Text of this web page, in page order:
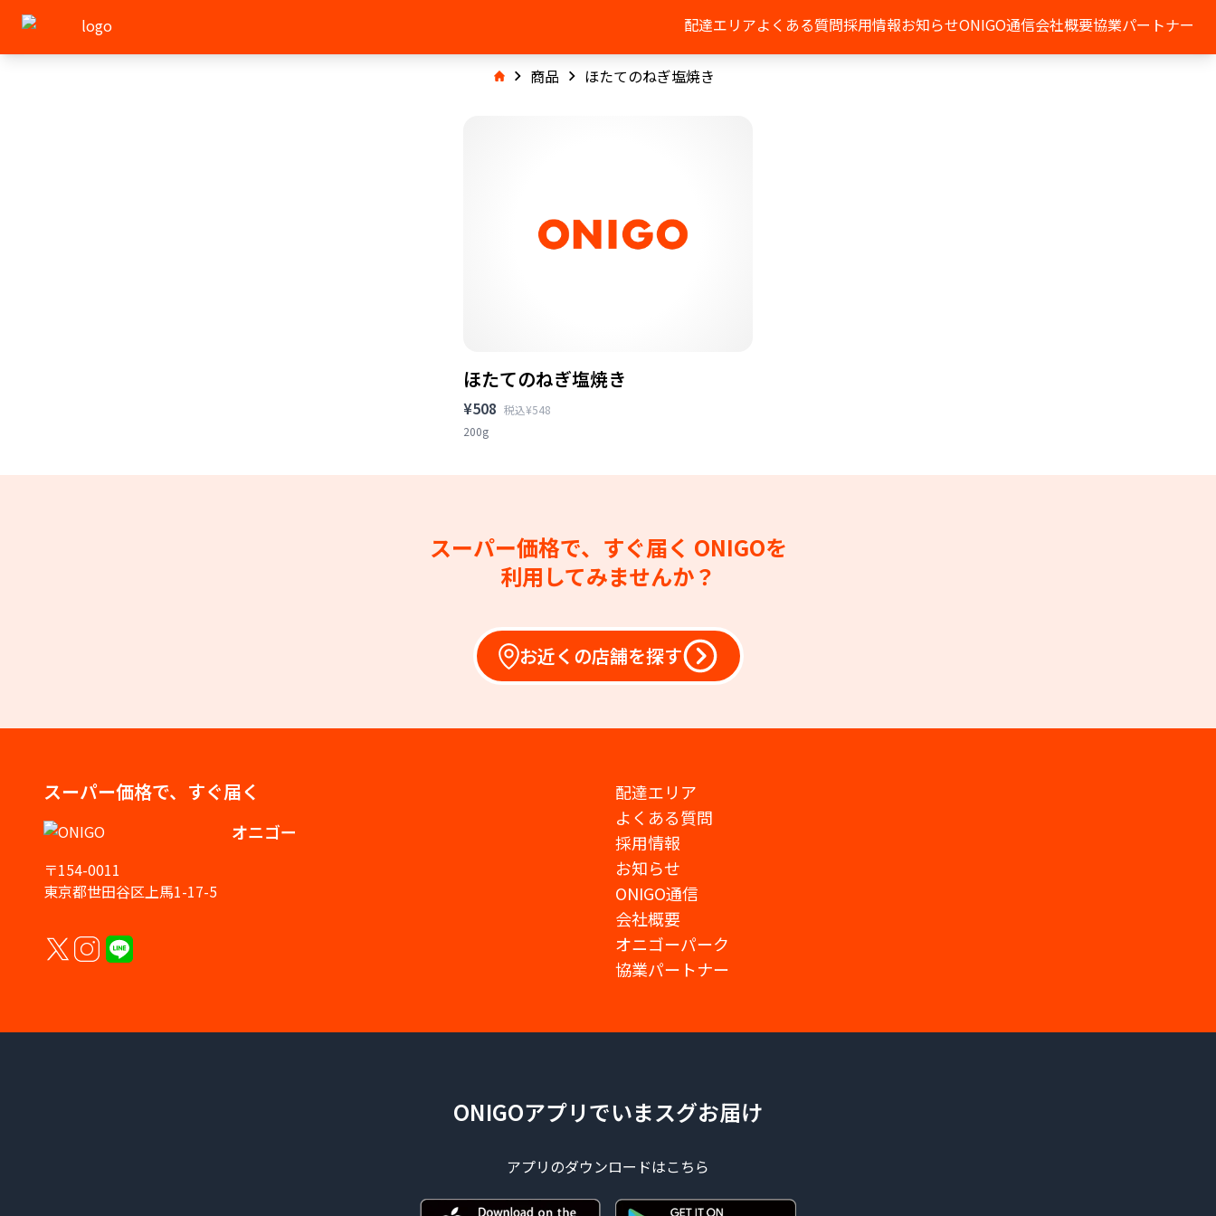
配達エリアよくある質問採用情報お知らせONIGO通信会社概要協業パートナー
商品 ほたてのねぎ塩焼き
ほたてのねぎ塩焼き
¥508 税込¥548
200g
スーパー価格で、すぐ届く ONIGOを
利用してみませんか？
お近くの店舗を探す
スーパー価格で、すぐ届く
オニゴー
〒154-0011
東京都世田谷区上馬1-17-5
配達エリア
よくある質問
採用情報
お知らせ
ONIGO通信
会社概要
オニゴーパーク
協業パートナー
ONIGOアプリでいまスグお届け
アプリのダウンロードはこちら